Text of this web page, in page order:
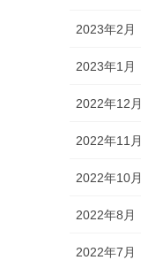
2023年2月
2023年1月
2022年12月
2022年11月
2022年10月
2022年8月
2022年7月